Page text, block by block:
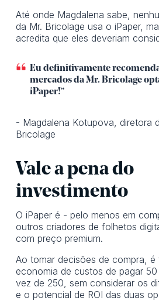
Até onde Magdalena sabe,
da Mr. Bricolage usa o iPaper,
acredita que eles deveriam
Eu definitivamente
mercados da Mr. Bricolage
iPaper!”
- Magdalena Kotupova, diretora
Bricolage
Vale a pena do
investimento
O iPaper é - pelo menos em
outros criadores de folhetos
com preço premium.
Ao tomar decisões de compra,
economia de custos de pagar
vez de 250, sem considerar os
e o potencial de ROI das duas